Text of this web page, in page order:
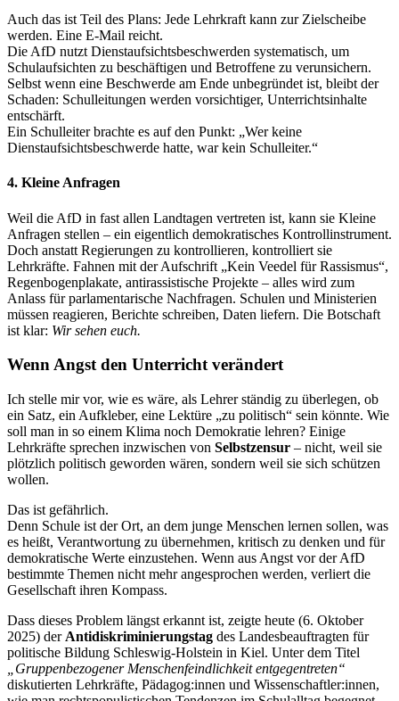
Auch das ist Teil des Plans: Jede Lehrkraft kann zur Zielscheibe
werden. Eine E-Mail reicht.
Die AfD nutzt Dienstaufsichtsbeschwerden systematisch, um
Schulaufsichten zu beschäftigen und Betroffene zu verunsichern.
Selbst wenn eine Beschwerde am Ende unbegründet ist, bleibt der
Schaden: Schulleitungen werden vorsichtiger, Unterrichtsinhalte
entschärft.
Ein Schulleiter brachte es auf den Punkt: „Wer keine
Dienstaufsichtsbeschwerde hatte, war kein Schulleiter.“
4. Kleine Anfragen
Weil die AfD in fast allen Landtagen vertreten ist, kann sie Kleine
Anfragen stellen – ein eigentlich demokratisches Kontrollinstrument.
Doch anstatt Regierungen zu kontrollieren, kontrolliert sie
Lehrkräfte. Fahnen mit der Aufschrift „Kein Veedel für Rassismus“,
Regenbogenplakate, antirassistische Projekte – alles wird zum
Anlass für parlamentarische Nachfragen. Schulen und Ministerien
müssen reagieren, Berichte schreiben, Daten liefern. Die Botschaft
ist klar: Wir sehen euch.
Wenn Angst den Unterricht verändert
Ich stelle mir vor, wie es wäre, als Lehrer ständig zu überlegen, ob
ein Satz, ein Aufkleber, eine Lektüre „zu politisch“ sein könnte. Wie
soll man in so einem Klima noch Demokratie lehren? Einige
Lehrkräfte sprechen inzwischen von Selbstzensur – nicht, weil sie
plötzlich politisch geworden wären, sondern weil sie sich schützen
wollen.
Das ist gefährlich.
Denn Schule ist der Ort, an dem junge Menschen lernen sollen, was
es heißt, Verantwortung zu übernehmen, kritisch zu denken und für
demokratische Werte einzustehen. Wenn aus Angst vor der AfD
bestimmte Themen nicht mehr angesprochen werden, verliert die
Gesellschaft ihren Kompass.
Dass dieses Problem längst erkannt ist, zeigte heute (6. Oktober
2025) der Antidiskriminierungstag des Landesbeauftragten für
politische Bildung Schleswig-Holstein in Kiel. Unter dem Titel
„Gruppenbezogener Menschenfeindlichkeit entgegentreten“
diskutierten Lehrkräfte, Pädagog:innen und Wissenschaftler:innen,